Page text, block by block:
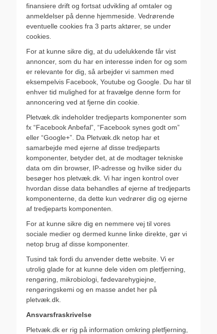
finansiere drift og fortsat udvikling af omtaler og
anmeldelser på denne hjemmeside. Vedrørende
eventuelle cookies fra 3 parts aktører, se under
cookies.
For at kunne sikre dig, at du udelukkende får vist
annoncer, som du har en interesse inden for og som
er relevante for dig, så arbejder vi sammen med
eksempelvis Facebook, Youtube og Google. Du har til
enhver tid mulighed for at fravælge denne form for
annoncering ved at fjerne din cookie.
Pletvæk.dk indeholder tredjeparts komponenter som
fx “Facebook Anbefal”, “Facebook synes godt om”
eller “Google+”. Da Pletvæk.dk netop har et
samarbejde med ejerne af disse tredjeparts
komponenter, betyder det, at de modtager tekniske
data om din browser, IP-adresse og hvilke sider du
besøger hos pletvæk.dk. Vi har ingen kontrol over
hvordan disse data behandles af ejerne af tredjeparts
komponenterne, da dette kun vedrører dig og ejerne
af tredjeparts komponenten.
For at kunne sikre dig en nemmere vej til vores
sociale medier og dermed kunne linke direkte, gør vi
netop brug af disse komponenter.
Tusind tak fordi du anvender dette website. Vi er
utrolig glade for at kunne dele viden om pletfjerning,
rengøring, mikrobiologi, fødevarehygiejne,
rengøringskemi og en masse andet her på
pletvæk.dk.
Ansvarsfraskrivelse
Pletvæk.dk er rig på information omkring pletfjerning,